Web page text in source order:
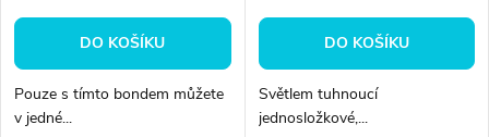
DO KOŠÍKU
Pouze s tímto bondem můžete
v jedné...
DO KOŠÍKU
Světlem tuhnoucí
jednosložkové,...